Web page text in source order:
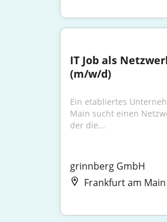
IT Job als
(m/w/d)
Ein etabliertes
Main sucht einen
der die...
grinnberg GmbH
Frankfurt am Main